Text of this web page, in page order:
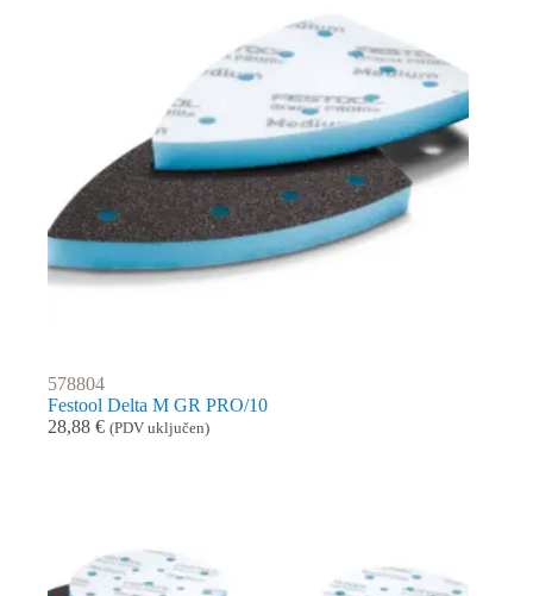
578804
Festool Delta M GR PRO/10
28,88 € (PDV uključen)